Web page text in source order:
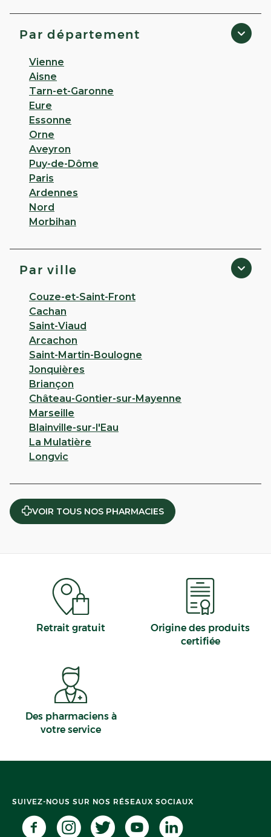
Par département
Vienne
Aisne
Tarn-et-Garonne
Eure
Essonne
Orne
Aveyron
Puy-de-Dôme
Paris
Ardennes
Nord
Morbihan
Par ville
Couze-et-Saint-Front
Cachan
Saint-Viaud
Arcachon
Saint-Martin-Boulogne
Jonquières
Briançon
Château-Gontier-sur-Mayenne
Marseille
Blainville-sur-l'Eau
La Mulatière
Longvic
VOIR TOUS NOS PHARMACIES
Retrait gratuit
Origine des produits
certifiée
Des pharmaciens à
votre service
SUIVEZ-NOUS SUR NOS RÉSEAUX SOCIAUX